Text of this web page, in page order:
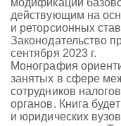
модификации
действующим на
и реторсионных
Законодательство
сентября 2023 г.
Монография
занятых в сфере
сотрудников
органов. Книга
и юридических